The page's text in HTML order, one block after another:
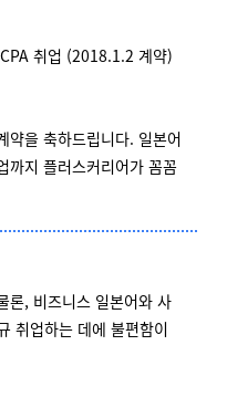
취업 (2018.1.2 계약)
약을 축하드립니다. 일본어
까지 플러스커리어가 꼼꼼
론, 비즈니스 일본어와 사
취업하는 데에 불편함이